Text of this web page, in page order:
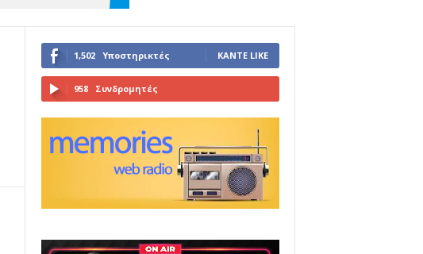
1,502 Υποστηρικτές ΚΆΝΤΕ LIKE
958 Συνδρομητές
ΓΊΝΕΤΕ ΣΥΝΔΡΟΜΗΤΉΣ